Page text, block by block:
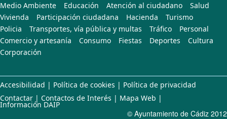
Medio Ambiente
Educación Atención al ciudadano
Salud
Vivienda
Participación ciudadana Hacienda
Turismo
Policia
Transportes, vía pública y multas Tráfico
Personal
Comercio y artesanía
Consumo Fiestas Deportes
Cultura
Corporación
Accesibilidad | Política de cookies | Política de privacidad
Contactar | Contactos de Interés | Mapa Web |
Información DAIP
© Ayuntamiento de Cádiz 2012